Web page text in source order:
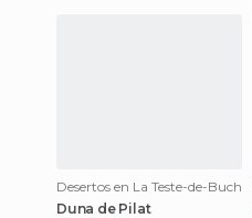
Desertos en La Teste-de-Buch
Duna de Pilat